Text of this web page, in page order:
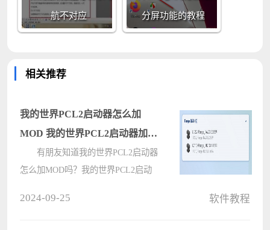
航不对应 分屏功能的教程
相关推荐
我的世界PCL2启动器怎么加
MOD 我的世界PCL2启动器加
MOD方法
有朋友知道我的世界PCL2启动器
怎么加MOD吗？我的世界PCL2启动
2024-09-25 软件教程